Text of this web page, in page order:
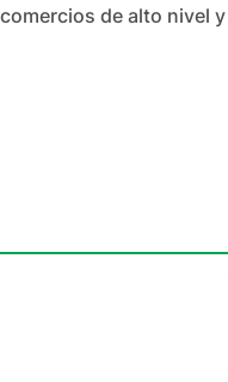
de alto nivel